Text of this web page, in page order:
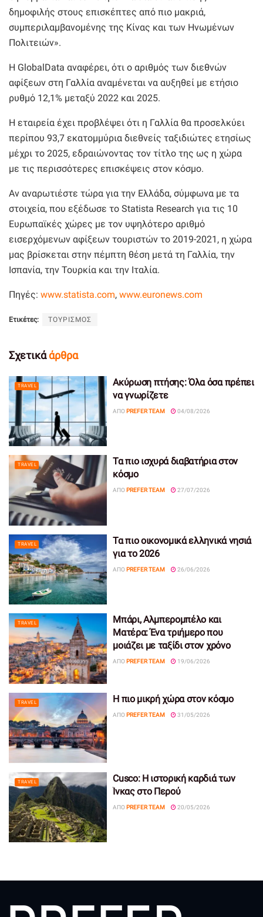
δημοφιλής στους επισκέπτες από πιο μακριά,
συμπεριλαμβανομένης της Κίνας και των Ηνωμένων
Πολιτειών».
Η GlobalData αναφέρει, ότι ο αριθμός των διεθνών
αφίξεων στη Γαλλία αναμένεται να αυξηθεί με ετήσιο
ρυθμό 12,1% μεταξύ 2022 και 2025.
Η εταιρεία έχει προβλέψει ότι η Γαλλία θα προσελκύει
περίπου 93,7 εκατομμύρια διεθνείς ταξιδιώτες ετησίως
μέχρι το 2025, εδραιώνοντας τον τίτλο της ως η χώρα
με τις περισσότερες επισκέψεις στον κόσμο.
Αν αναρωτιέστε τώρα για την Ελλάδα, σύμφωνα με τα
στοιχεία, που εξέδωσε το Statista Research για τις 10
Ευρωπαϊκές χώρες με τον υψηλότερο αριθμό
εισερχόμενων αφίξεων τουριστών το 2019-2021, η χώρα
μας βρίσκεται στην πέμπτη θέση μετά τη Γαλλία, την
Ισπανία, την Τουρκία και την Ιταλία.
Πηγές: www.statista.com, www.euronews.com
Ετικέτες: ΤΟΥΡΙΣΜΟΣ
Σχετικάάρθρα
TRAVEL
Ακύρωση πτήσης: Όλα όσα πρέπει
να γνωρίζετε
ΑΠΌ PREFER TEAM 04/08/2026
TRAVEL
Τα πιο ισχυρά διαβατήρια στον
κόσμο
ΑΠΌ PREFER TEAM 27/07/2026
TRAVEL
Τα πιο οικονομικά ελληνικά νησιά
για το 2026
ΑΠΌ PREFER TEAM 26/06/2026
TRAVEL
Μπάρι, Αλμπερομπέλο και
Ματέρα: Ένα τριήμερο που
μοιάζει με ταξίδι στον χρόνο
ΑΠΌ PREFER TEAM 19/06/2026
TRAVEL Η πιο μικρή χώρα στον κόσμο
ΑΠΌ PREFER TEAM 31/05/2026
TRAVEL
Cusco: Η ιστορική καρδιά των
Ίνκας στο Περού
ΑΠΌ PREFER TEAM 20/05/2026